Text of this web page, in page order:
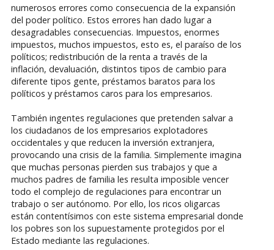
numerosos errores como consecuencia de la expansión
del poder político. Estos errores han dado lugar a
desagradables consecuencias. Impuestos, enormes
impuestos, muchos impuestos, esto es, el paraíso de los
políticos; redistribución de la renta a través de la
inflación, devaluación, distintos tipos de cambio para
diferente tipos gente, préstamos baratos para los
políticos y préstamos caros para los empresarios.
También ingentes regulaciones que pretenden salvar a
los ciudadanos de los empresarios explotadores
occidentales y que reducen la inversión extranjera,
provocando una crisis de la familia. Simplemente imagina
que muchas personas pierden sus trabajos y que a
muchos padres de familia les resulta imposible vencer
todo el complejo de regulaciones para encontrar un
trabajo o ser autónomo. Por ello, los ricos oligarcas
están contentísimos con este sistema empresarial donde
los pobres son los supuestamente protegidos por el
Estado mediante las regulaciones.